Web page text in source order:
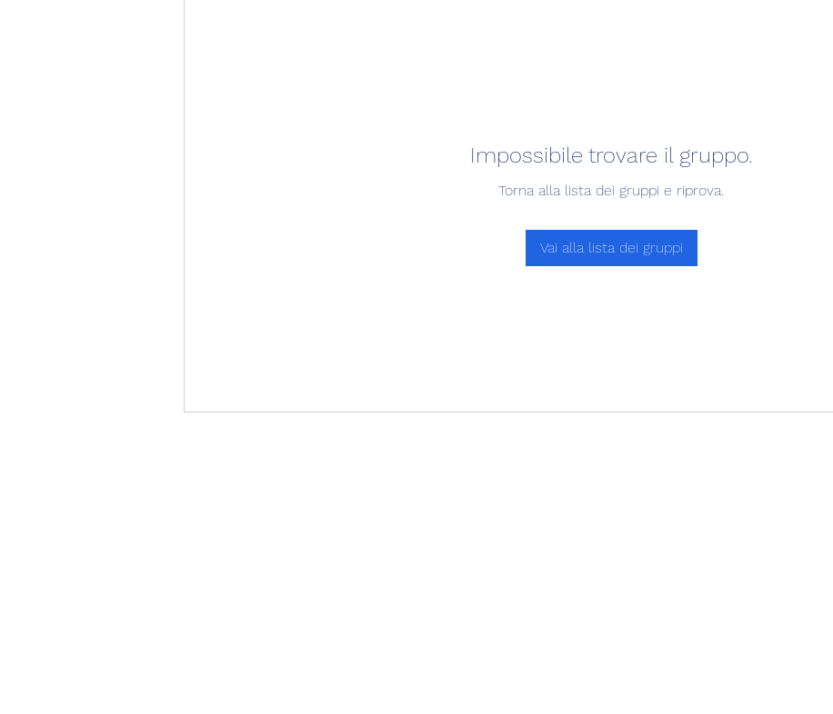
Impossibile trovare il gruppo.
Torna alla lista dei gruppi e riprova.
Vai alla lista dei gruppi